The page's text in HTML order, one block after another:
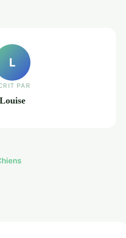
L
PAR
Louise